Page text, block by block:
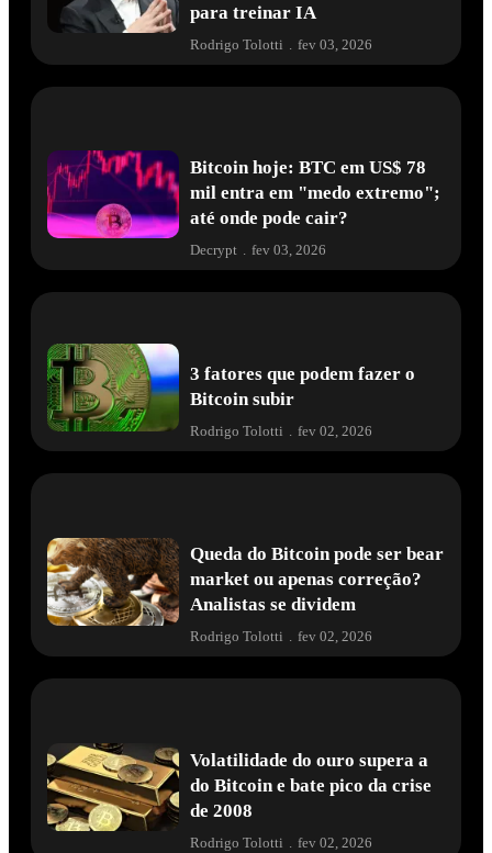
para treinar IA
Rodrigo Tolotti fev 03, 2026
Bitcoin hoje: BTC em US$ 78
mil entra em "medo extremo";
até onde pode cair?
Decrypt . fev 03, 2026
3 fatores que podem fazer o
Bitcoin subir
Rodrigo Tolotti fev 02, 2026
Queda do Bitcoin pode ser bear
market ou apenas correção?
Analistas se dividem
Rodrigo Tolotti . fev 02, 2026
Volatilidade do ouro supera a
do Bitcoin e bate pico da crise
de 2008
Rodrigo Tolotti . fev 02, 2026